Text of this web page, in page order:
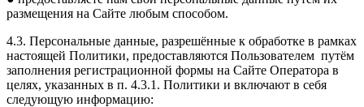
размещения на Сайте любым способом.
4.3. Персональные данные, разрешённые к обработке в рамках
настоящей Политики, предоставляются Пользователем путём
заполнения регистрационной формы на Сайте Оператора в
целях, указанных в п. 4.3.1. Политики и включают в себя
следующую информацию: